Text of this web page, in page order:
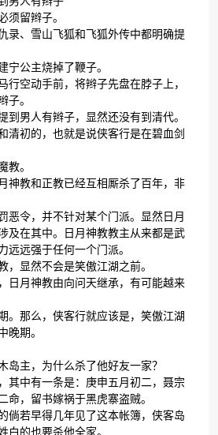
须留辫子。
录、雪山飞狐和飞狐外传中都明确提
宁公主烧掉了鞭子。
行空动手前，将辫子先盘在脖子上，
子。
到男人有辫子，显然还没有到清代。
清初的，也就是说侠客行是在碧血剑
教。
神教和正教已经互相厮杀了百年，非
恶令，并不针对某个门派。显然日月
及在其中。日月神教教主从来都是武
远远强于任何一个门派。
，显然不会是笑傲江湖之前。
日月神教由向问天继承，有可能越来
。那么，侠客行就应该是，笑傲江湖
晚期。
岛主，为什么杀了他好友一家？
其中有一条是：庚申五月初二，聂宗
命，留书嫁祸于黑虎寨盗贼。
倘若早得几年见了这本帐簿，侠客岛
白的也要杀他全家。